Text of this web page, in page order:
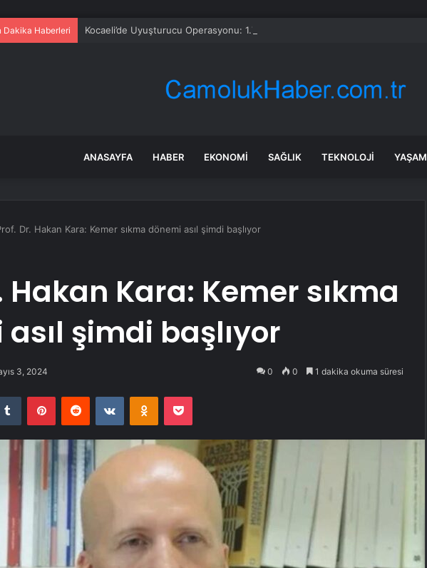
Dakika Haberleri Kocaeli’de Uyuşturucu Operasyonu: 1.7 Milyon Hap Ele Geçirildi
ANASAYFA HABER EKONOMI SAĞLIK TEKNOLOJI YAŞAM
Dr. Hakan Kara: Kemer sıkma dönemi asıl şimdi başlıyor
Hakan Kara: Kemer sıkma
şimdi başlıyor
3, 2024 0 0 1 dakika okuma süresi
Tumblr PinterestReddit VKontakteOdnoklassniki
Pocket